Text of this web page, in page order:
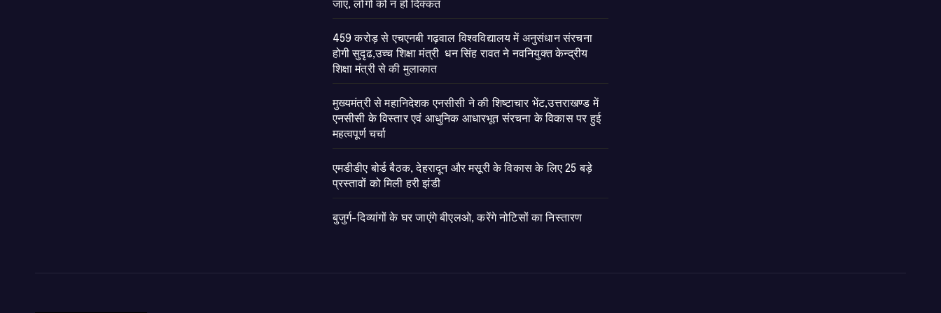
जाए, लोगों को न हो दिक्कत
459 करोड़ से एचएनबी गढ़वाल विश्वविद्यालय में अनुसंधान संरचना
होगी सुदृढ,उच्च शिक्षा मंत्री धन सिंह रावत ने नवनियुक्त केन्द्रीय
शिक्षा मंत्री से की मुलाकात
मुख्यमंत्री से महानिदेशक एनसीसी ने की शिष्टाचार भेंट,उत्तराखण्ड में
एनसीसी के विस्तार एवं आधुनिक आधारभूत संरचना के विकास पर हुई
महत्वपूर्ण चर्चा
एमडीडीए बोर्ड बैठक, देहरादून और मसूरी के विकास के लिए 25 बड़े
प्रस्तावों को मिली हरी झंडी
बुजुर्ग-दिव्यांगों के घर जाएंगे बीएलओ, करेंगे नोटिसों का निस्तारण